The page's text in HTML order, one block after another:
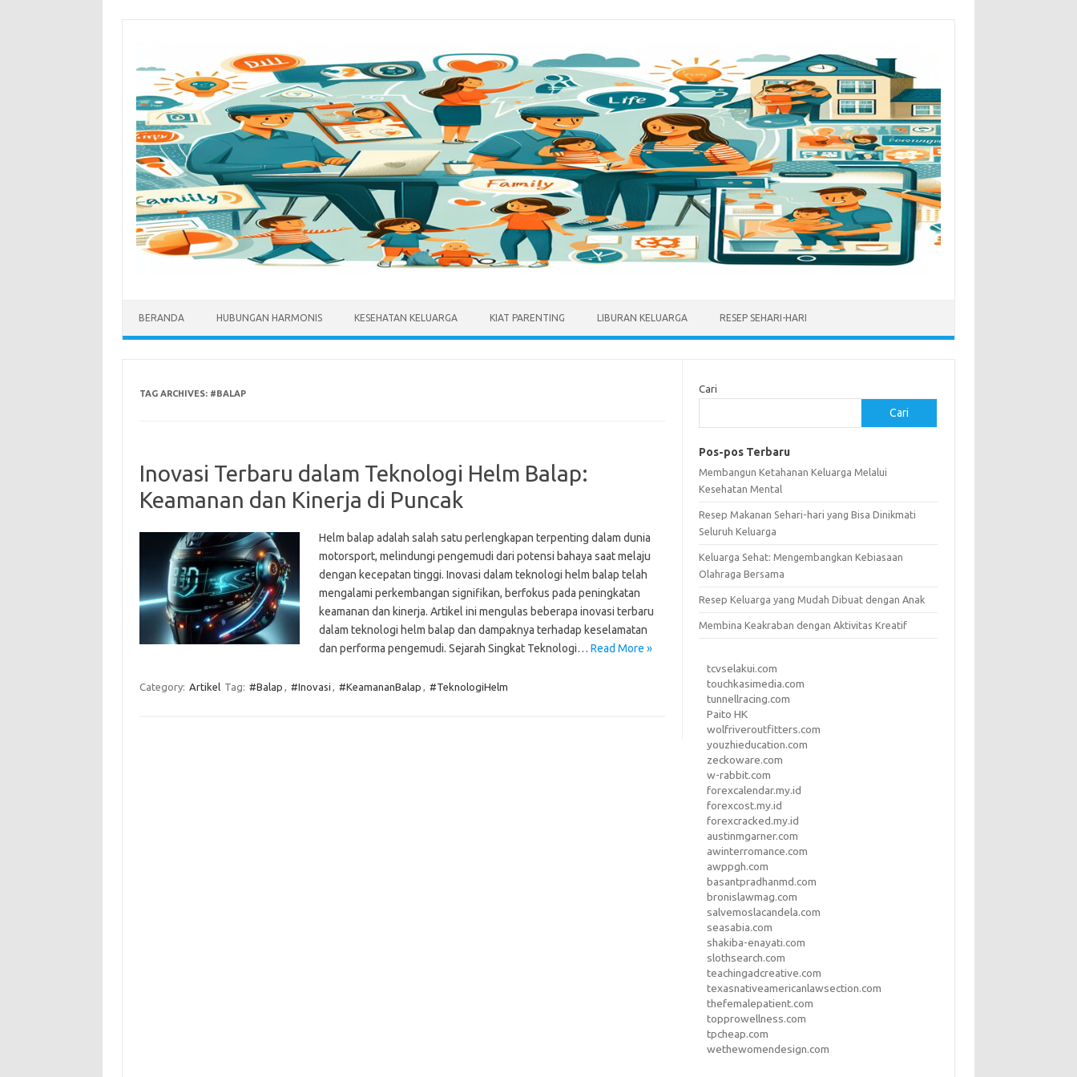
BERANDA HUBUNGAN HARMONIS KESEHATAN KELUARGA KIAT PARENTING LIBURAN KELUARGA RESEP SEHARI-HARI
TAG ARCHIVES: #BALAP
Inovasi Terbaru dalam Teknologi Helm Balap:
Keamanan dan Kinerja di Puncak
Helm balap adalah salah satu perlengkapan terpenting dalam dunia
motorsport, melindungi pengemudi dari potensi bahaya saat melaju
dengan kecepatan tinggi. Inovasi dalam teknologi helm balap telah
mengalami perkembangan signifikan, berfokus pada peningkatan
keamanan dan kinerja. Artikel ini mengulas beberapa inovasi terbaru
dalam teknologi helm balap dan dampaknya terhadap keselamatan
dan performa pengemudi. Sejarah Singkat Teknologi… Read More »
Category: Artikel Tag: #Balap , #Inovasi , #KeamananBalap , #TeknologiHelm
Cari
Cari
Pos-pos Terbaru
Membangun Ketahanan Keluarga Melalui
Kesehatan Mental
Resep Makanan Sehari-hari yang Bisa Dinikmati
Seluruh Keluarga
Keluarga Sehat: Mengembangkan Kebiasaan
Olahraga Bersama
Resep Keluarga yang Mudah Dibuat dengan Anak
Membina Keakraban dengan Aktivitas Kreatif
tcvselakui.com
touchkasimedia.com
tunnellracing.com
Paito HK
wolfriveroutfitters.com
youzhieducation.com
zeckoware.com
w-rabbit.com
forexcalendar.my.id
forexcost.my.id
forexcracked.my.id
austinmgarner.com
awinterromance.com
awppgh.com
basantpradhanmd.com
bronislawmag.com
salvemoslacandela.com
seasabia.com
shakiba-enayati.com
slothsearch.com
teachingadcreative.com
texasnativeamericanlawsection.com
thefemalepatient.com
topprowellness.com
tpcheap.com
wethewomendesign.com